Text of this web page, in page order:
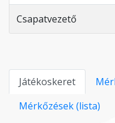
Csapatvezető
Játékoskeret
Mérkőzések (lista)